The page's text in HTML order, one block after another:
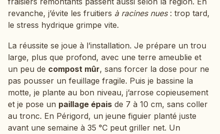
revanche, j’évite les fruitiers à racines nues: trop tard,
le stress hydrique grimpe vite.
La réussite se joue à l’installation. Je prépare un trou
large, plus que profond, avec une terre ameublie et
un peu de compost mûr, sans forcer la dose pour ne
pas pousser un feuillage fragile. Puis je bassine la
motte, je plante au bon niveau, j’arrose copieusement
et je pose un paillage épais de 7 à 10 cm, sans coller
au tronc. En Périgord, un jeune figuier planté juste
avant une semaine à 35 °C peut griller net. Un